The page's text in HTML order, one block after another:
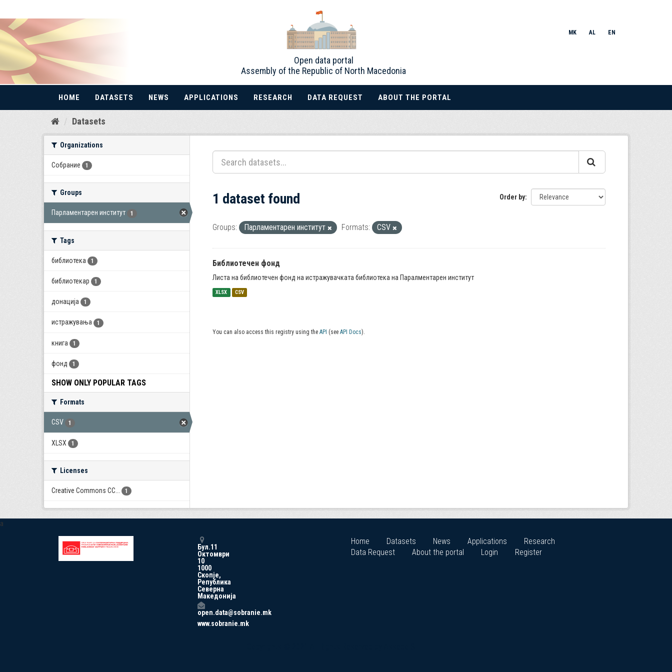
Skip
Open data portal
Assembly of the Republic of North Macedonia
MK AL EN
HOME DATASETS NEWS APPLICATIONS RESEARCH DATA REQUEST ABOUT THE PORTAL
Datasets
Organizations
Собрание 1
Groups
Парламентарен институт 1
Tags
библиотека 1
библиотекар 1
донација 1
истражувања 1
книга 1
фонд 1
SHOW ONLY POPULAR TAGS
Formats
CSV 1
XLSX 1
Licenses
Creative Commons CC... 1
Order by
1 dataset found
Groups: Парламентарен институт Formats: CSV
Библиотечен фонд
Листа на библиотечен фонд на истражувачката библиотека на Паралментарен институт
XLSX CSV
You can also access this registry using the API (see API Docs).
a
Бул.11
Октомври
10
1000
Скопје,
Република
Северна
Македонија
open.data@sobranie.mk
www.sobranie.mk
Home Datasets News Applications
Research
Data Request
About the portal Login Register